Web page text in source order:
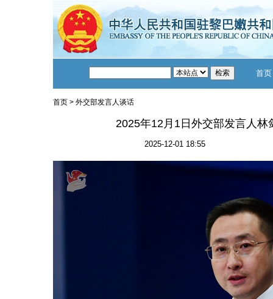
首页
首页> 外交部发言人谈话
2025年12月1日外交部发言人林
2025-12-01 18:55